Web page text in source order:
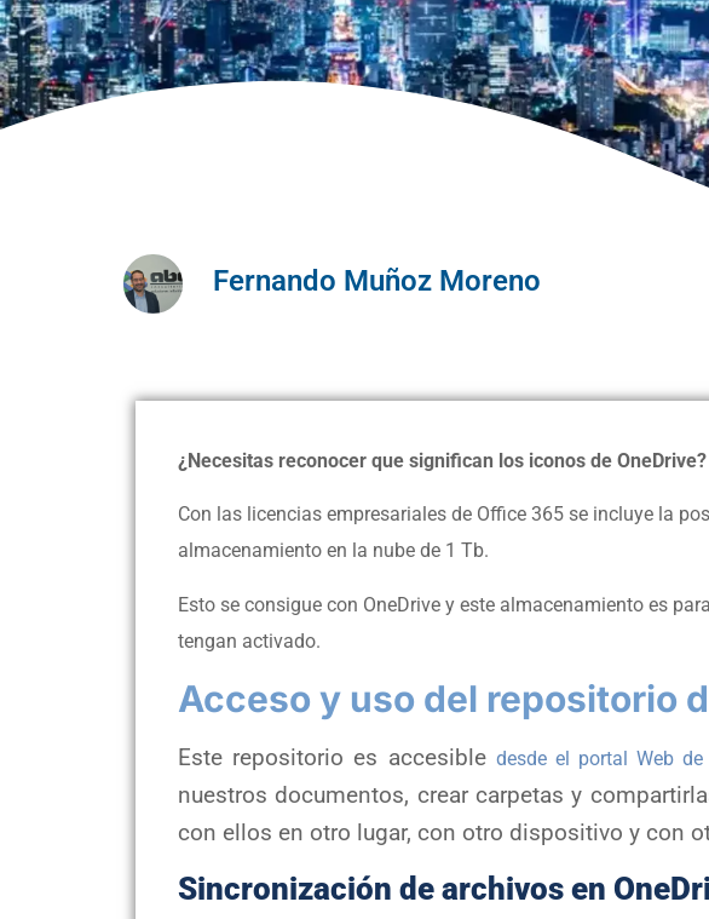
Fernando Muñoz Moreno
¿Necesitas reconocer que significan los iconos de
Con las licencias empresariales de Office 365 se incluye la
almacenamiento en la nube de 1 Tb.
Esto se consigue con OneDrive y este almacenamiento es
tengan activado.
Acceso y uso del repositorio
Este repositorio es accesible desde el portal Web
nuestros documentos, crear carpetas y
con ellos en otro lugar, con otro dispositivo y con
Sincronización de archivos en